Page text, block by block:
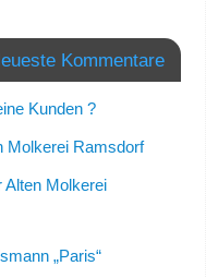
Kommentare
Kunden ?
Molkerei Ramsdorf
Alten Molkerei
„Paris“